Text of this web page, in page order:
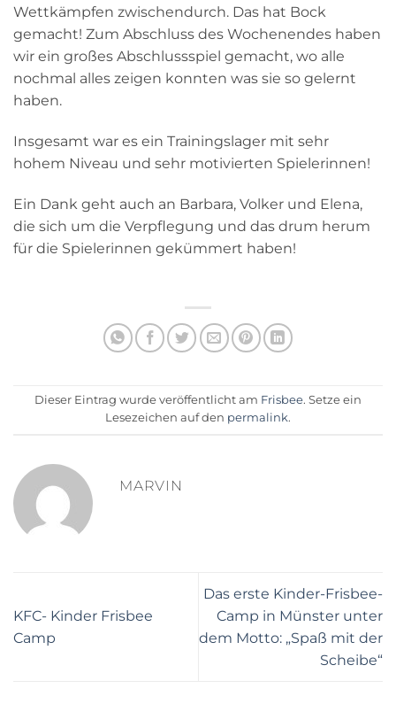
Wettkämpfen zwischendurch. Das hat Bock
gemacht! Zum Abschluss des Wochenendes haben
wir ein großes Abschlussspiel gemacht, wo alle
nochmal alles zeigen konnten was sie so gelernt
haben.
Insgesamt war es ein Trainingslager mit sehr
hohem Niveau und sehr motivierten Spielerinnen!
Ein Dank geht auch an Barbara, Volker und Elena,
die sich um die Verpflegung und das drum herum
für die Spielerinnen gekümmert haben!
Dieser Eintrag wurde veröffentlicht am Frisbee. Setze ein
Lesezeichen auf den permalink.
MARVIN
KFC- Kinder Frisbee
Camp
Das erste Kinder-Frisbee-
Camp in Münster unter
dem Motto: „Spaß mit der
Scheibe“